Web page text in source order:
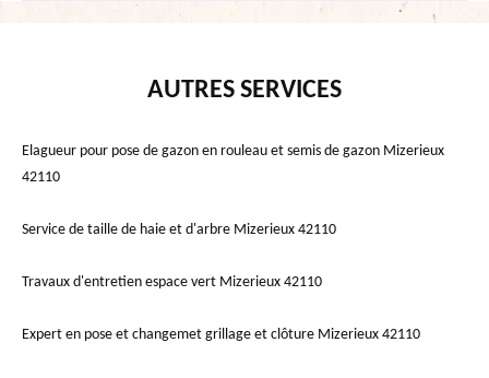
AUTRES SERVICES
Elagueur pour pose de gazon en rouleau et semis de gazon Mizerieux
42110
Service de taille de haie et d'arbre Mizerieux 42110
Travaux d'entretien espace vert Mizerieux 42110
Expert en pose et changemet grillage et clôture Mizerieux 42110